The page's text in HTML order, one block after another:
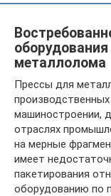
металлолома
Прессы для
машиностроении,
отраслях
на мерные
имеет
пакетирования
оборудованию по